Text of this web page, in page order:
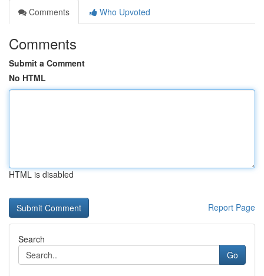
Comments
Who Upvoted
Comments
Submit a Comment
No HTML
HTML is disabled
Report Page
Search
Go